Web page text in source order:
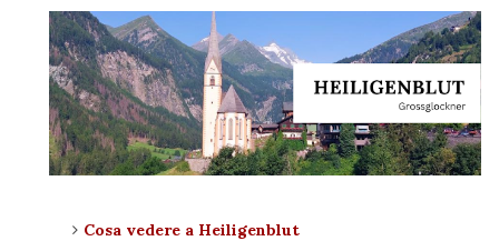
Cosa vedere a Heiligenblut